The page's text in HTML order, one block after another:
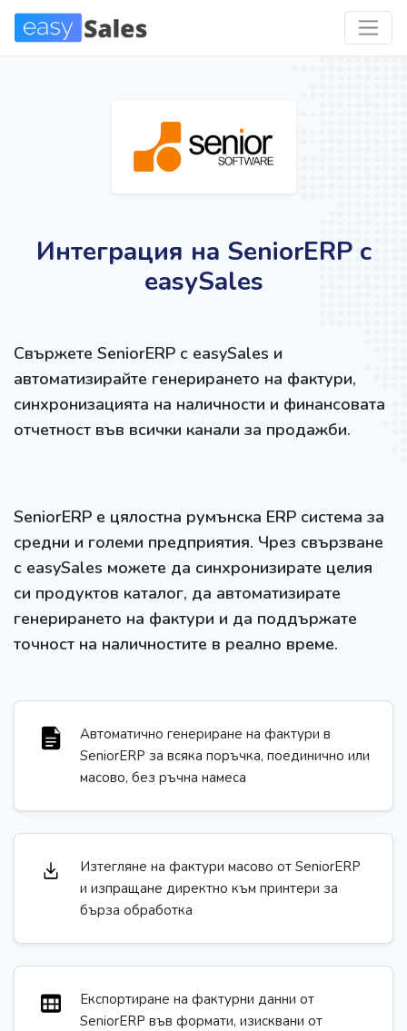
Интеграция на SeniorERP с
easySales
Свържете SeniorERP с easySales и
автоматизирайте генерирането на фактури,
синхронизацията на наличности и финансовата
отчетност във всички канали за продажби.
SeniorERP е цялостна румънска ERP система за
средни и големи предприятия. Чрез свързване
с easySales можете да синхронизирате целия
си продуктов каталог, да автоматизирате
генерирането на фактури и да поддържате
точност на наличностите в реално време.
Автоматично генериране на фактури в
SeniorERP за всяка поръчка, поединично или
масово, без ръчна намеса
Изтегляне на фактури масово от SeniorERP
и изпращане директно към принтери за
бърза обработка
Експортиране на фактурни данни от
SeniorERP във формати, изисквани от